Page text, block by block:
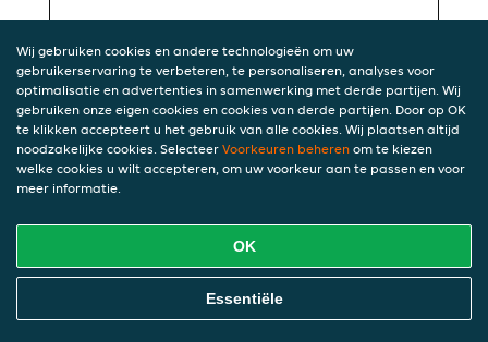
Wij gebruiken cookies en andere technologieën om uw
gebruikerservaring te verbeteren, te personaliseren, analyses voor
optimalisatie en advertenties in samenwerking met derde partijen. Wij
gebruiken onze eigen cookies en cookies van derde partijen. Door op OK
te klikken accepteert u het gebruik van alle cookies. Wij plaatsen altijd
noodzakelijke cookies. Selecteer Voorkeuren beheren om te kiezen
welke cookies u wilt accepteren, om uw voorkeur aan te passen en voor
meer informatie.
OK
Essentiële